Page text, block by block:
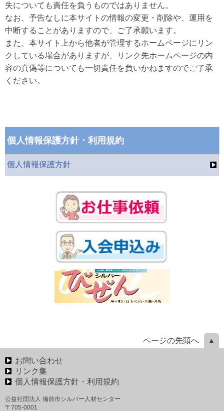
失についても責任を負うものではありません。
なお、予告なしに本サイトの情報の変更・削除や、運用を
中断することがありますので、ご了承願います。
また、本サイト上から他者が管理するホームページにリン
クしている場合がありますが、リンク先ホームページの内
容の真偽等についても一切責任を負いかねますのでご了承
ください。
個人情報保護方針・利用規約
個人情報保護方針
ページの先頭へ
お問い合わせ
リンク集
個人情報保護方針・利用規約
公益社団法人 備前市シルバー人材センター
〒705-0001